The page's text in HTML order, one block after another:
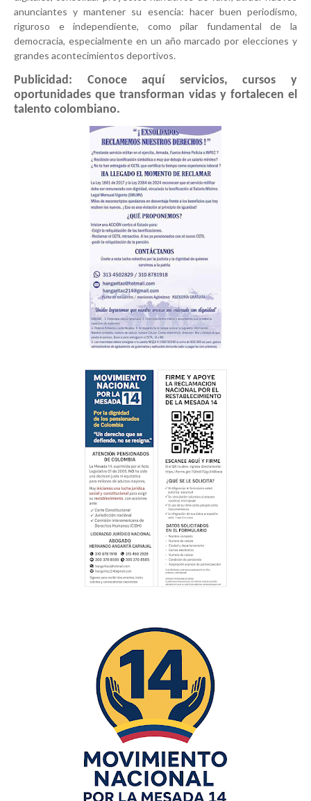
anunciantes y mantener su esencia: hacer buen periodismo,
riguroso e independiente, como pilar fundamental de la
democracia, especialmente en un año marcado por elecciones y
grandes acontecimientos deportivos.
Publicidad: Conoce aquí servicios, cursos y
oportunidades que transforman vidas y fortalecen el
talento colombiano.